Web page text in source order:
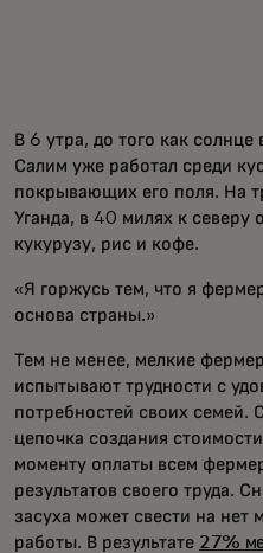
В 6 утра, до того как
Салим уже работал среди
покрывающих его поля. На
Уганда, в 40 милях к северу
кукурузу, рис и кофе.
«Я горжусь тем, что я
основа страны.»
Тем не менее, мелкие
испытывают трудности с
потребностей своих семей.
цепочка создания
моменту оплаты всем
результатов своего труда.
засуха может свести на нет
работы. В результате 27%